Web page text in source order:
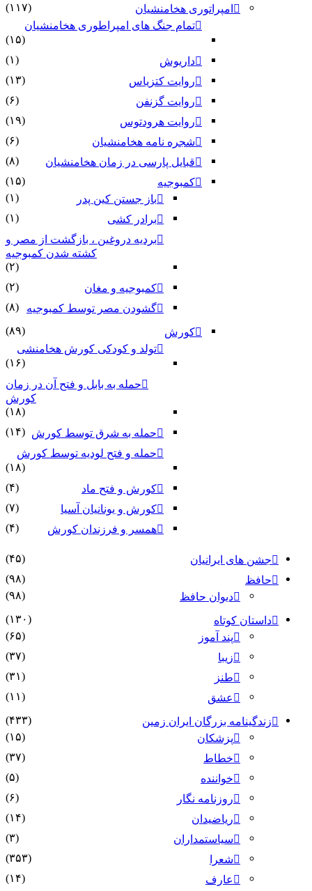
امپراتوری هخامنشیان
(۱۱۷)
تمام جنگ های امپراطوری هخامنشیان
(۱۵)
داریوش
(۱)
روایت کتزیاس
(۱۳)
روایت گزنفن
(۶)
روایت هرودتوس
(۱۹)
شجره نامه هخامنشیان
(۶)
قبایل پارسی در زمان هخامنشیان
(۸)
کمبوجیه
(۱۵)
باز جستن کین پدر
(۱)
برادر کشی
(۱)
بردیه دروغین ، بازگشت از مصر و
کشته شدن کمبوجیه
(۲)
کمبوجیه و مغان
(۲)
گشودن مصر توسط کمبوجیه
(۸)
کورش
(۸۹)
تولد و کودکی کورش هخامنشی
(۱۶)
حمله به بابل و فتح آن در زمان
کورش
(۱۸)
حمله به شرق توسط کورش (۱۴)
حمله و فتح لودیه توسط کورش
(۱۸)
کورش و فتح ماد
(۴)
کورش و یونانیان آسیا
(۷)
همسر و فرزندان کورش
(۴)
جشن های ایرانیان
(۴۵)
حافظ
(۹۸)
دیوان حافظ
(۹۸)
داستان کوتاه
(۱۳۰)
پند آموز
(۶۵)
زیبا
(۳۷)
طنز
(۳۱)
عشق
(۱۱)
زندگینامه بزرگان ایران زمین
(۴۳۳)
پزشکان
(۱۵)
خطاط
(۳۷)
خواننده
(۵)
روزنامه نگار
(۶)
ریاضیدان
(۱۴)
سیاستمداران
(۳)
شعرا
(۳۵۳)
عارف
(۱۴)